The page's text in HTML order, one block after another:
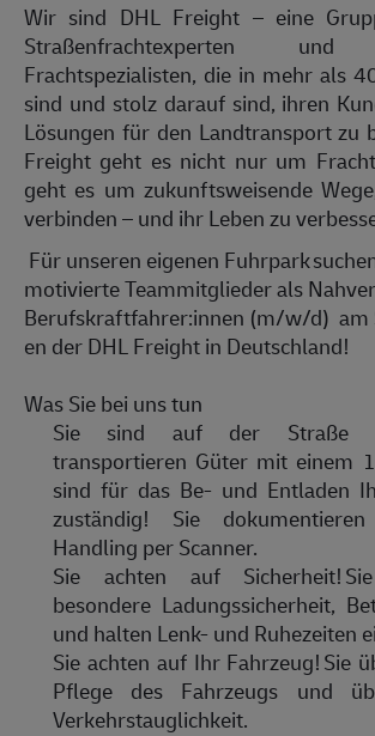
Wir sind DHL Freight – eine
Straßenfrachtexperten und
Frachtspezialisten, die in mehr als
sind und stolz darauf sind, ihren
Lösungen für den Landtransport zu
Freight geht es nicht nur um
geht es um zukunftsweisende
verbinden – und ihr Leben zu
Für unseren eigenen Fuhrpark
motivierte Teammitglieder als
Berufskraftfahrer:innen (m/w/d) am
en der DHL Freight in Deutschland!
Was Sie bei uns tun
Sie sind auf der Straße
transportieren Güter mit einem
sind für das Be- und Entladen
zuständig! Sie
Handling per Scanner.
Sie achten auf Sicherheit!
besondere Ladungssicherheit,
und halten Lenk- und Ruhezeiten
Sie achten auf Ihr Fahrzeug!Sie
Pflege des Fahrzeugs und
Verkehrstauglichkeit.